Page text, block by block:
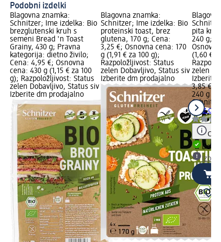
Podobni izdelki
Blagovna znamka:
Schnitzer; Ime izdelka: Bio
brezglutenski kruh s
semeni Bread 'n Toast
Grainy, 430 g; Pravna
kategorija: dietno živilo;
Cena: 4,95 €; Osnovna
cena: 430 g (1,15 € za 100
g); Razpoložljivost: Status
zelen Dobavljivo, Status siv
Izberite dm prodajalno
Blagovna znamka:
Schnitzer; Ime izdelka: Bio
proteinski toast, brez
glutena, 170 g; Cena:
3,25 €; Osnovna cena: 170
g (1,91 € za 100 g);
Razpoložljivost: Status
zelen Dobavljivo, Status siv
Izberite dm prodajalno
pita
240 g;
(1,60 €
zelen
Izberite
3,85 €
240 g
brez